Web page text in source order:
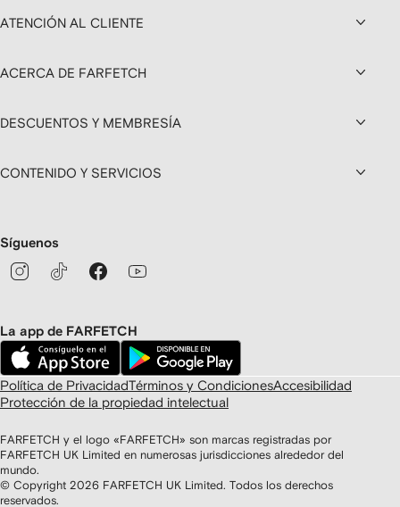
ATENCIÓN AL CLIENTE
ACERCA DE FARFETCH
DESCUENTOS Y MEMBRESÍA
CONTENIDO Y SERVICIOS
Síguenos
La app de FARFETCH
Política de PrivacidadTérminos y CondicionesAccesibilidad
Protección de la propiedad intelectual
FARFETCH y el logo «FARFETCH» son marcas registradas por
FARFETCH UK Limited en numerosas jurisdicciones alrededor del
mundo.
© Copyright 2026 FARFETCH UK Limited. Todos los derechos
reservados.